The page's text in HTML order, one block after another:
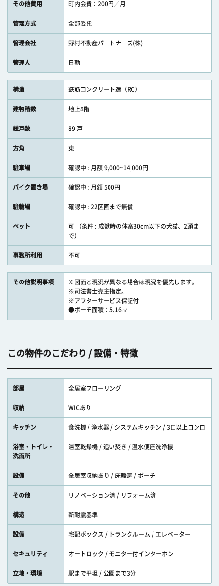
その他費用 町内会費：200円／月
管理方式 全部委託
管理会社 野村不動産パートナーズ(株)
管理人 日勤
構造 鉄筋コンクリート造（RC）
建物階数 地上8階
総戸数 89 戸
方角 東
駐車場 確認中 : 月額 9,000~14,000円
バイク置き場 確認中 : 月額 500円
駐輪場 確認中 : 22区画まで無償
ペット
可 （条件 : 成獣時の体高30cm以下の犬猫、2頭ま
で）
事務所利用 不可
その他説明事項
※図面と現況が異なる場合は現況を優先します。
※司法書士売主指定。
※アフターサービス保証付
●ポーチ面積：5.16㎡
この物件のこだわり / 設備・特徴
部屋 全居室フローリング
収納 WICあり
キッチン 食洗機 / 浄水器 / システムキッチン / 3口以上コンロ
浴室・トイレ・
洗面所
浴室乾燥機 / 追い焚き / 温水便座洗浄機
設備 全居室収納あり / 床暖房 / ポーチ
その他 リノベーション済 / リフォーム済
構造 新耐震基準
設備 宅配ボックス / トランクルーム / エレベーター
セキュリティ オートロック / モニター付インターホン
立地・環境 駅まで平坦 / 公園まで3分